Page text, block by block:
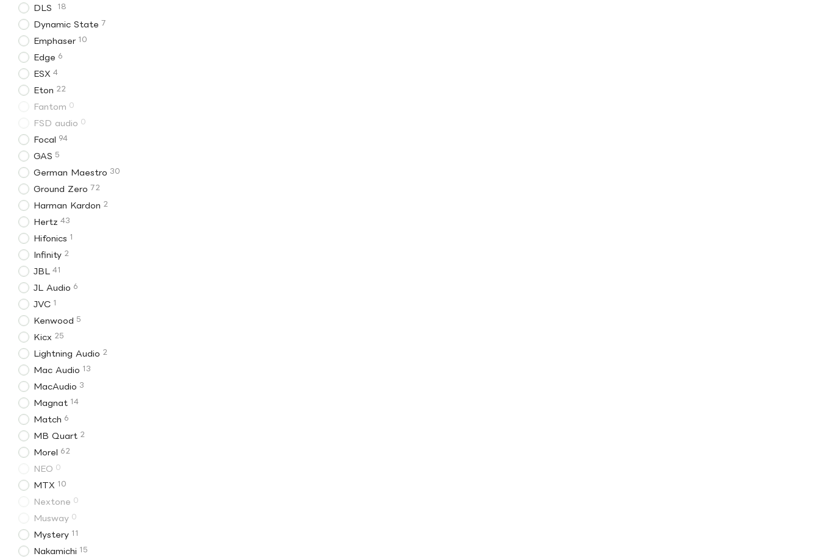
DLS 18
Dynamic State 7
Emphaser 10
Edge 6
ESX 4
Eton 22
Fantom 0
FSD audio 0
Focal 94
GAS 5
German Maestro 30
Ground Zero 72
Harman Kardon 2
Hertz 43
Hifonics 1
Infinity 2
JBL 41
JL Audio 6
JVC 1
Kenwood 5
Kicx 25
Lightning Audio 2
Mac Audio 13
MacAudio 3
Magnat 14
Match 6
MB Quart 2
Morel 62
NEO 0
MTX 10
Nextone 0
Musway 0
Mystery 11
Nakamichi 15